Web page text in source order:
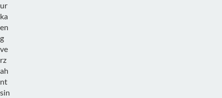
ur
ka
en
g
ve
rz
ah
nt
sin